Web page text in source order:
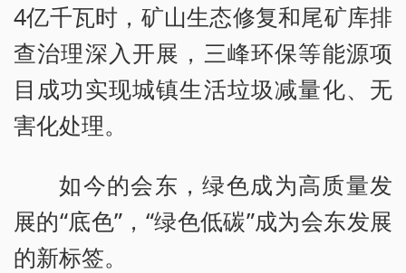
4亿千瓦时，矿山生态修复和尾矿库排
查治理深入开展，三峰环保等能源项
目成功实现城镇生活垃圾减量化、无
害化处理。
如今的会东，绿色成为高质量发
展的“底色”，“绿色低碳”成为会东发展
的新标签。